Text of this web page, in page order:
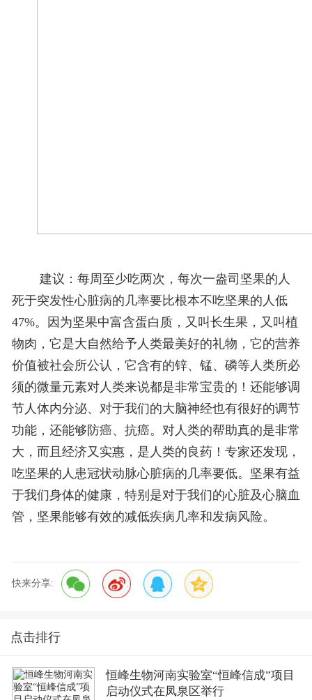
建议：每周至少吃两次，每次一盎司坚果的人
死于突发性心脏病的几率要比根本不吃坚果的人低
47%。因为坚果中富含蛋白质，又叫长生果，又叫植
物肉，它是大自然给予人类最美好的礼物，它的营养
价值被社会所公认，它含有的锌、锰、磷等人类所必
须的微量元素对人类来说都是非常宝贵的！还能够调
节人体内分泌、对于我们的大脑神经也有很好的调节
功能，还能够防癌、抗癌。对人类的帮助真的是非常
大，而且经济又实惠，是人类的良药！专家还发现，
吃坚果的人患冠状动脉心脏病的几率要低。坚果有益
于我们身体的健康，特别是对于我们的心脏及心脑血
管，坚果能够有效的减低疾病几率和发病风险。
快来分享:
点击排行
恒峰生物河南实验室“恒峰信成”项目
启动仪式在凤泉区举行